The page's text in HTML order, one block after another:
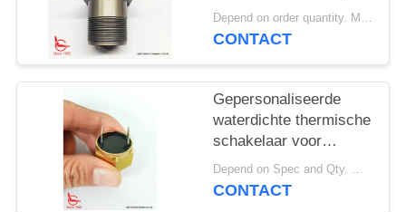
voor
sneeuwruimmachines
Depend on order quantity. MOQ:1000 stuks, ondersteunen ook monster- of testhoeveelheid.
CONTACT
Gepersonaliseerde
waterdichte thermische
schakelaar voor
Depend on Spec and Qty. MOQ:1000 stuks
CONTACT